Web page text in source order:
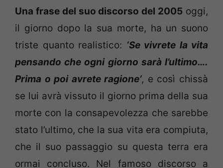
Una frase del suo discorso del 2005 oggi,
il giorno dopo la sua morte, ha un suono
triste quanto realistico: ‘Se vivrete la vita
pensando che ogni giorno sarà l’ultimo….
Prima o poi avrete ragione’, e così chissà
se lui avrà vissuto il giorno prima della sua
morte con la consapevolezza che sarebbe
stato l’ultimo, che la sua vita era compiuta,
che il suo passaggio su questa terra era
ormai concluso. Nel famoso discorso a